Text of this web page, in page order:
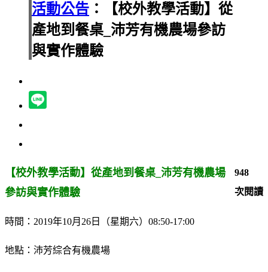
活動公告 ：【校外教學活動】從
產地到餐桌_沛芳有機農場參訪
與實作體驗
948
次閱讀
【校外教學活動】從產地到餐桌_沛芳有機農場
參訪與實作體驗
時間：2019年10月26日（星期六）08:50-17:00
地點：沛芳綜合有機農場